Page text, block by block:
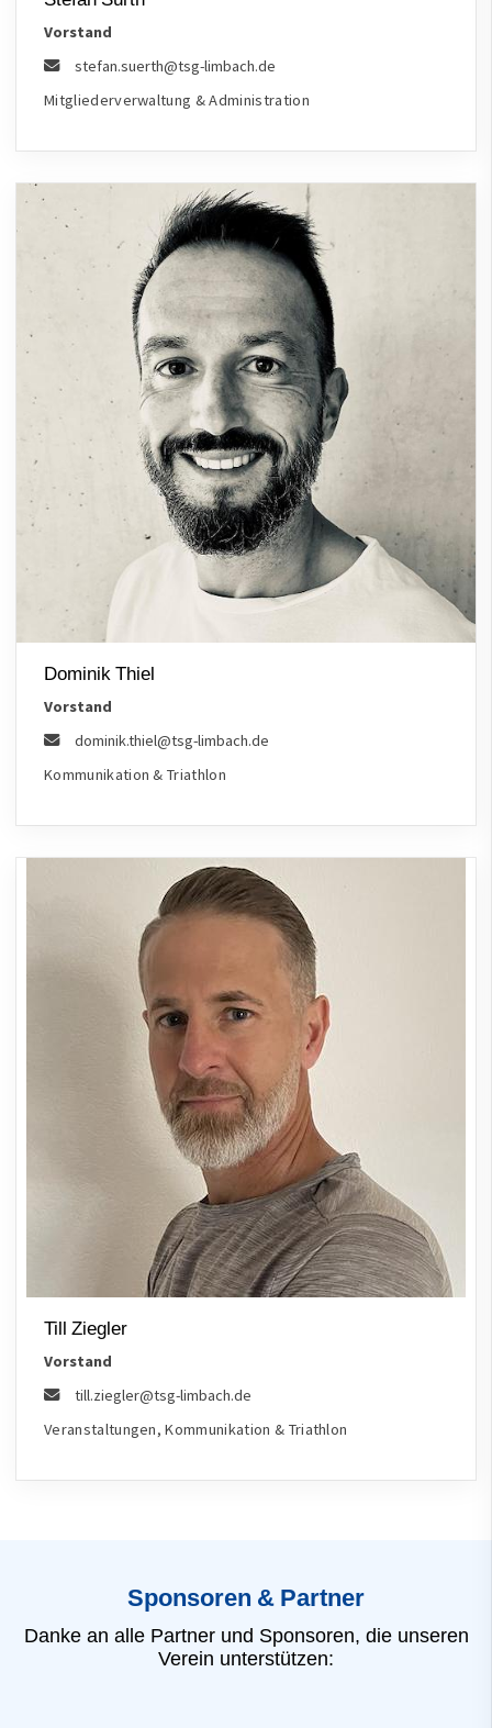
Vorstand
stefan.suerth@tsg-limbach.de
Mitgliederverwaltung & Administration
Dominik Thiel
Vorstand
dominik.thiel@tsg-limbach.de
Kommunikation & Triathlon
Till Ziegler
Vorstand
till.ziegler@tsg-limbach.de
Veranstaltungen, Kommunikation & Triathlon
Sponsoren & Partner
Danke an alle Partner und Sponsoren, die unseren
Verein unterstützen: